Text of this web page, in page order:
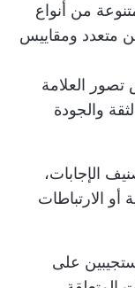
من أنواع
متعدد ومقاييس
تصور العلامة
والجودة
الإجابات،
أو الارتباطات
على